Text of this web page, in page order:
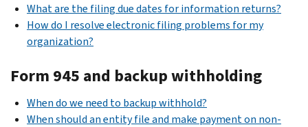
What are the filing due dates for information returns?
How do I resolve electronic filing problems for my
organization?
Form 945 and backup withholding
When do we need to backup withhold?
When should an entity file and make payment on non-